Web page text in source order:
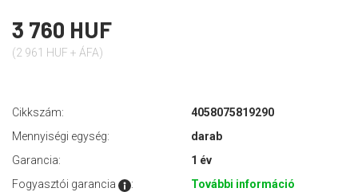
3 760 HUF
(2 961 HUF + ÁFA)
Cikkszám:
4058075819290
Mennyiségi egység:
darab
Garancia:
1 év
Fogyasztói garancia
: További információ